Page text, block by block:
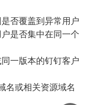
否覆盖到异常用户
是否集中在同一个
一版本的钉钉客户
名或相关资源域名